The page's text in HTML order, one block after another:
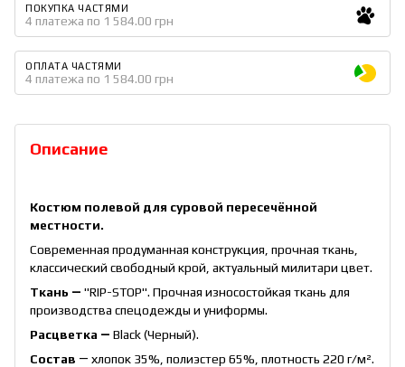
ПОКУПКА ЧАСТЯМИ
4 платежа по 1 584.00 грн
ОПЛАТА ЧАСТЯМИ
4 платежа по 1 584.00 грн
Описание
Костюм полевой для суровой пересечённой
местности.
Современная продуманная конструкция, прочная ткань,
классический свободный крой, актуальный милитари цвет.
Ткань ― "RIP-STOP". Прочная износостойкая ткань для
производства спецодежды и униформы.
Расцветка ― Black (Черный).
Состав ― хлопок 35%, полиэстер 65%, плотность 220 г/м².